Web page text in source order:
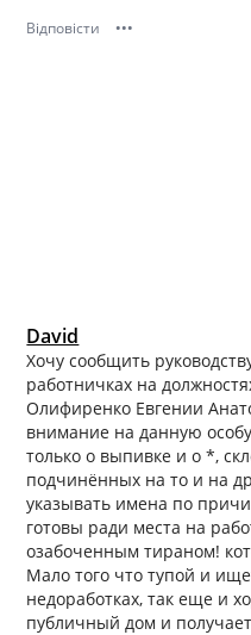
Відповісти •••
David
Хочу сообщить
работничках на
Олифиренко Евгении
внимание на данную
только о выпивке и о *,
подчинённых на то и на
указывать имена по
готовы ради места на
озабоченным тираном!
Мало того что тупой и
недоработках, так еще и
публичный дом и